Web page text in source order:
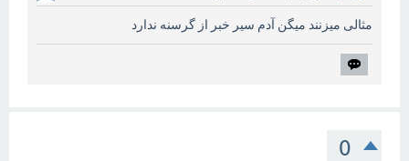
مثالی میزنند میگن آدم سیر خبر از گرسنه ندارد
0